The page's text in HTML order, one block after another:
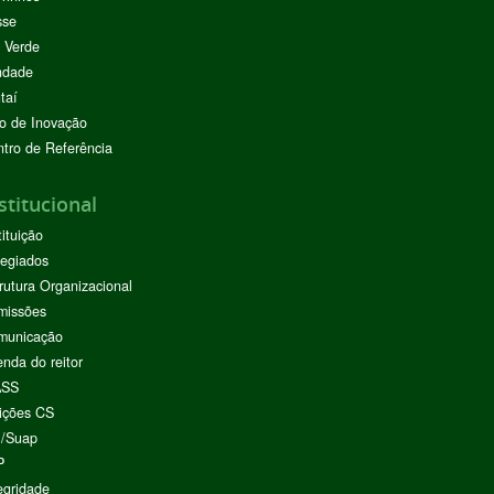
de Inovação
de Referência
Organizacional
do reitor
CS
Suap